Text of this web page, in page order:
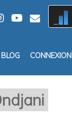
A
Bc
BLOG CONNEXION